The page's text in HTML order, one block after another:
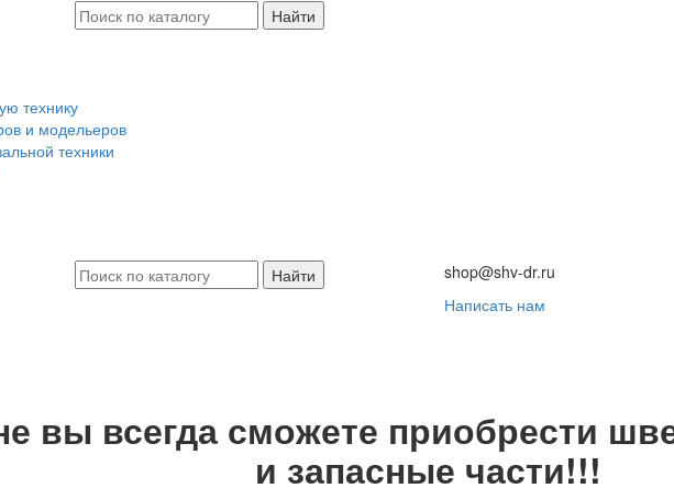
Найти
технику
и модельеров
техники
Найти
shop@shv-dr.ru
Написать нам
вы всегда сможете приобрести
и запасные части!!!